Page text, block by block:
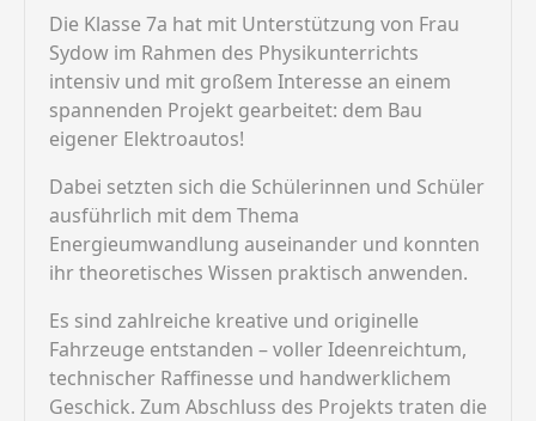
Die Klasse 7a hat mit Unterstützung von Frau
Sydow im Rahmen des Physikunterrichts
intensiv und mit großem Interesse an einem
spannenden Projekt gearbeitet: dem Bau
eigener Elektroautos!
Dabei setzten sich die Schülerinnen und Schüler
ausführlich mit dem Thema
Energieumwandlung auseinander und konnten
ihr theoretisches Wissen praktisch anwenden.
Es sind zahlreiche kreative und originelle
Fahrzeuge entstanden – voller Ideenreichtum,
technischer Raffinesse und handwerklichem
Geschick. Zum Abschluss des Projekts traten die